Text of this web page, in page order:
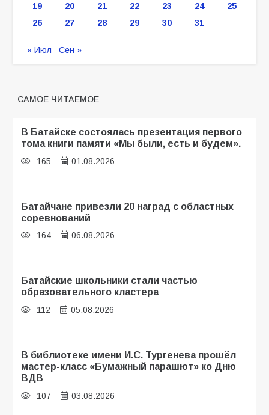
19
20 21 22 23 24
25
26
27 28 29 30 31
« Июл Сен »
САМОЕ ЧИТАЕМОЕ
В Батайске состоялась презентация первого
тома книги памяти «Мы были, есть и будем».
165 01.08.2026
Батайчане привезли 20 наград с областных
соревнований
164 06.08.2026
Батайские школьники стали частью
образовательного кластера
112 05.08.2026
В библиотеке имени И.С. Тургенева прошёл
мастер-класс «Бумажный парашют» ко Дню
ВДВ
107 03.08.2026